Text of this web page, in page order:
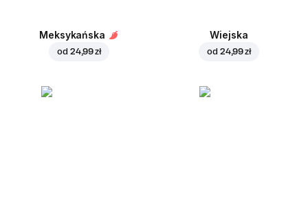
Meksykańska
od 24,99 zł
Wiejska
od 24,99 zł